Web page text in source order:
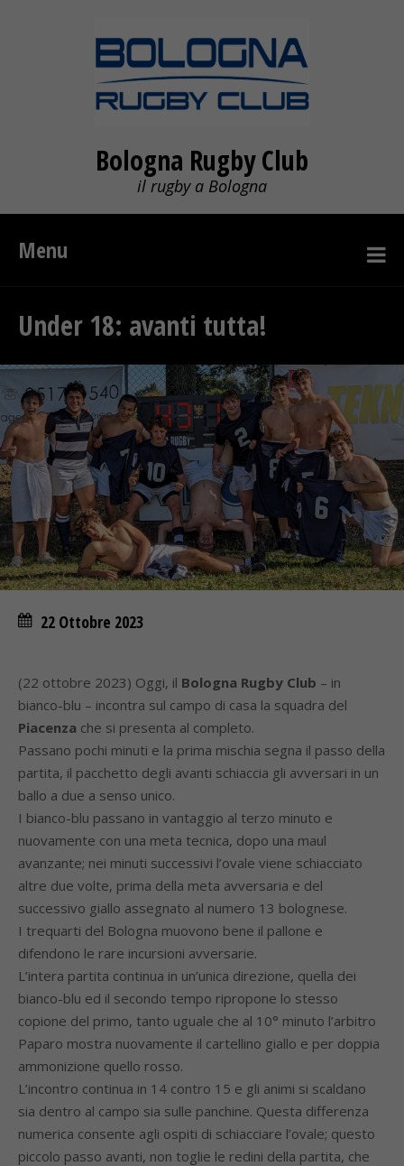
Bologna Rugby Club
il rugby a Bologna
Menu
Under 18: avanti tutta!
22 Ottobre 2023
(22 ottobre 2023) Oggi, il Bologna Rugby Club – in
bianco-blu – incontra sul campo di casa la squadra del
Piacenza che si presenta al completo.
Passano pochi minuti e la prima mischia segna il passo della
partita, il pacchetto degli avanti schiaccia gli avversari in un
ballo a due a senso unico.
I bianco-blu passano in vantaggio al terzo minuto e
nuovamente con una meta tecnica, dopo una maul
avanzante; nei minuti successivi l’ovale viene schiacciato
altre due volte, prima della meta avversaria e del
successivo giallo assegnato al numero 13 bolognese.
I trequarti del Bologna muovono bene il pallone e
difendono le rare incursioni avversarie.
L’intera partita continua in un’unica direzione, quella dei
bianco-blu ed il secondo tempo ripropone lo stesso
copione del primo, tanto uguale che al 10° minuto l’arbitro
Paparo mostra nuovamente il cartellino giallo e per doppia
ammonizione quello rosso.
L’incontro continua in 14 contro 15 e gli animi si scaldano
sia dentro al campo sia sulle panchine. Questa differenza
numerica consente agli ospiti di schiacciare l’ovale; questo
piccolo passo avanti, non toglie le redini della partita, che